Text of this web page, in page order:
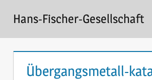
Inhalt
springen
Hans-Fischer-Gesellschaft
Übergangsmetall-